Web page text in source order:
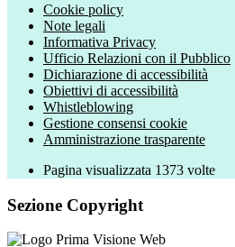
Cookie policy
Note legali
Informativa Privacy
Ufficio Relazioni con il Pubblico
Dichiarazione di accessibilità
Obiettivi di accessibilità
Whistleblowing
Gestione consensi cookie
Amministrazione trasparente
Pagina visualizzata 1373 volte
Sezione Copyright